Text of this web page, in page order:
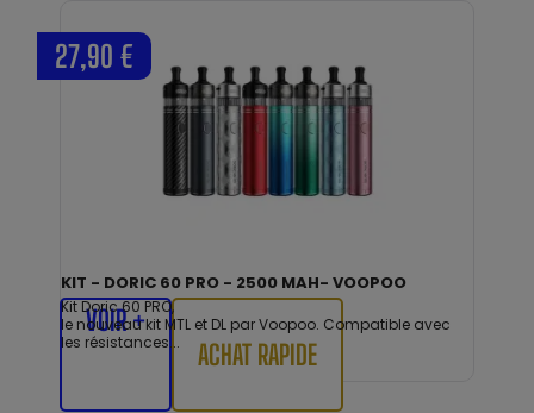
KIT - DORIC 60 PRO - 2500 MAH- VOOPOO
Kit Doric 60 PRO,
le nouveau kit MTL et DL par Voopoo. Compatible avec
les résistances...
27,90 €
VOIR +
ACHAT RAPIDE